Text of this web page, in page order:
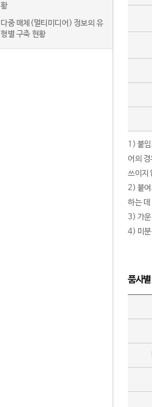
황
다중 매체(멀티미디어) 정보의 유
형별 구축 현황
1) 붙
어의
쓰이지
2) 붙여
하는
3) 가운
4) 미분
품사